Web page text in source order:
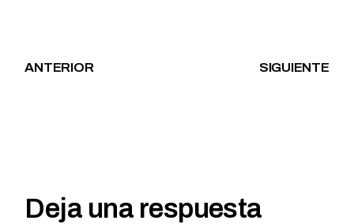
ANTERIOR SIGUIENTE
Deja una respuesta